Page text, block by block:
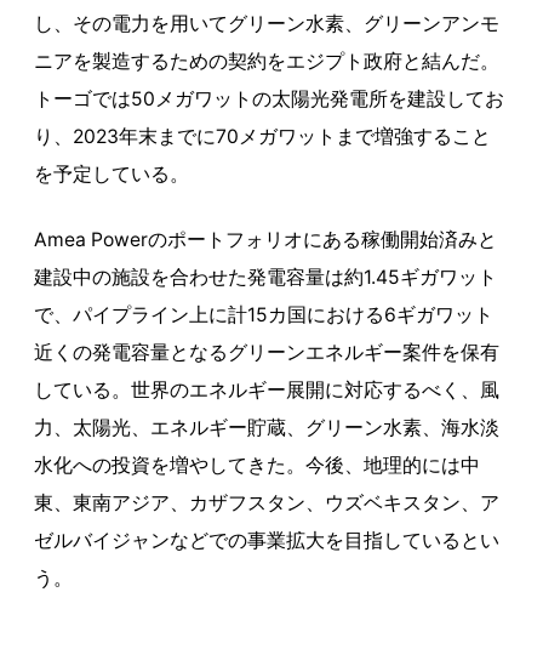
し、その電力を用いてグリーン水素、グリーンアンモ
ニアを製造するための契約をエジプト政府と結んだ。
トーゴでは50メガワットの太陽光発電所を建設してお
り、2023年末までに70メガワットまで増強すること
を予定している。
Amea Powerのポートフォリオにある稼働開始済みと
建設中の施設を合わせた発電容量は約1.45ギガワット
で、パイプライン上に計15カ国における6ギガワット
近くの発電容量となるグリーンエネルギー案件を保有
している。世界のエネルギー展開に対応するべく、風
力、太陽光、エネルギー貯蔵、グリーン水素、海水淡
水化への投資を増やしてきた。今後、地理的には中
東、東南アジア、カザフスタン、ウズベキスタン、ア
ゼルバイジャンなどでの事業拡大を目指しているとい
う。